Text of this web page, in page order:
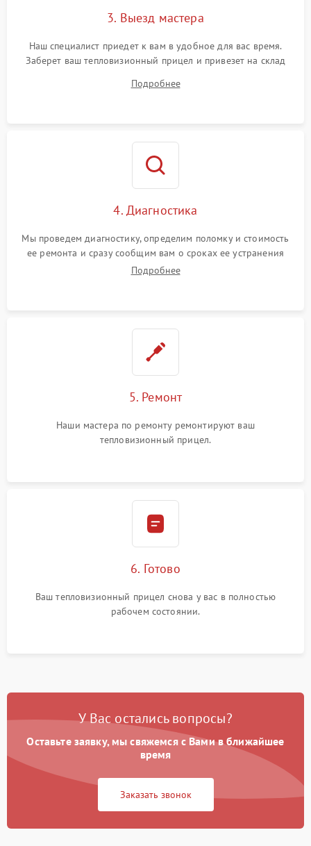
от замыкания
3. Выезд мастера
Наш специалист приедет к вам в удобное для вас время.
Заберет ваш тепловизионный прицел и привезет на склад
Подробнее
4. Диагностика
Мы проведем диагностику, определим поломку и стоимость
ее ремонта и сразу сообщим вам о сроках ее устранения
Подробнее
5. Ремонт
Наши мастера по ремонту ремонтируют ваш
тепловизионный прицел.
6. Готово
Ваш тепловизионный прицел снова у вас в полностью
рабочем состоянии.
У Вас остались вопросы?
Оставьте заявку, мы свяжемся с Вами в ближайшее
время
Заказать звонок